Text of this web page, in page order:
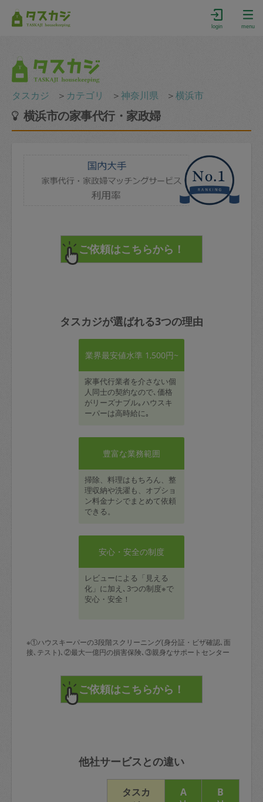
login menu
タスカジ ＞ カテゴリ ＞神奈川県 ＞横浜市
横浜市の家事代行・家政婦
タスカジが選ばれる3つの理由
業界最安値水準 1,500円~
家事代行業者を介さない個
人同士の契約なので､価格
がリーズナブル｡ハウスキ
ーパーは高時給に｡
豊富な業務範囲
掃除、料理はもちろん、整
理収納や洗濯も、オプショ
ン料金ナシでまとめて依頼
できる。
安心・安全の制度
レビューによる「見える
化」に加え､3つの制度※で
安心・安全！
※①ハウスキーパーの3段階スクリーニング(身分証・ビザ確認､面
接､テスト)､②最大一億円の損害保険､③親身なサポートセンター
他社サービスとの違い
タスカ
A
B